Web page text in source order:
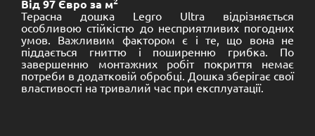
Від 97 Євро за м
Терасна дошка Legro Ultra відрізняється
особливою стійкістю до несприятливих погодних
умов. Важливим фактором є і те, що вона не
піддається гниттю і поширенню грибка. По
завершенню монтажних робіт покриття немає
потреби в додатковій обробці. Дошка зберігає свої
властивості на тривалий час при експлуатації.